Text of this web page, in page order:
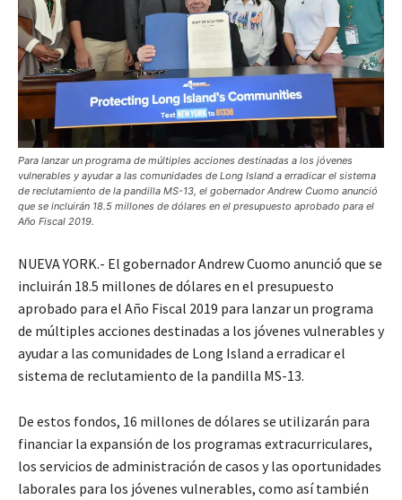
Para lanzar un programa de múltiples acciones destinadas a los jóvenes
vulnerables y ayudar a las comunidades de Long Island a erradicar el sistema
de reclutamiento de la pandilla MS-13, el gobernador Andrew Cuomo anunció
que se incluirán 18.5 millones de dólares en el presupuesto aprobado para el
Año Fiscal 2019.
NUEVA YORK.- El gobernador Andrew Cuomo anunció que se
incluirán 18.5 millones de dólares en el presupuesto
aprobado para el Año Fiscal 2019 para lanzar un programa
de múltiples acciones destinadas a los jóvenes vulnerables y
ayudar a las comunidades de Long Island a erradicar el
sistema de reclutamiento de la pandilla MS-13.
De estos fondos, 16 millones de dólares se utilizarán para
financiar la expansión de los programas extracurriculares,
los servicios de administración de casos y las oportunidades
laborales para los jóvenes vulnerables, como así también